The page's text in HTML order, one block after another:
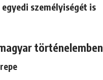
személyiségét is
történelemben